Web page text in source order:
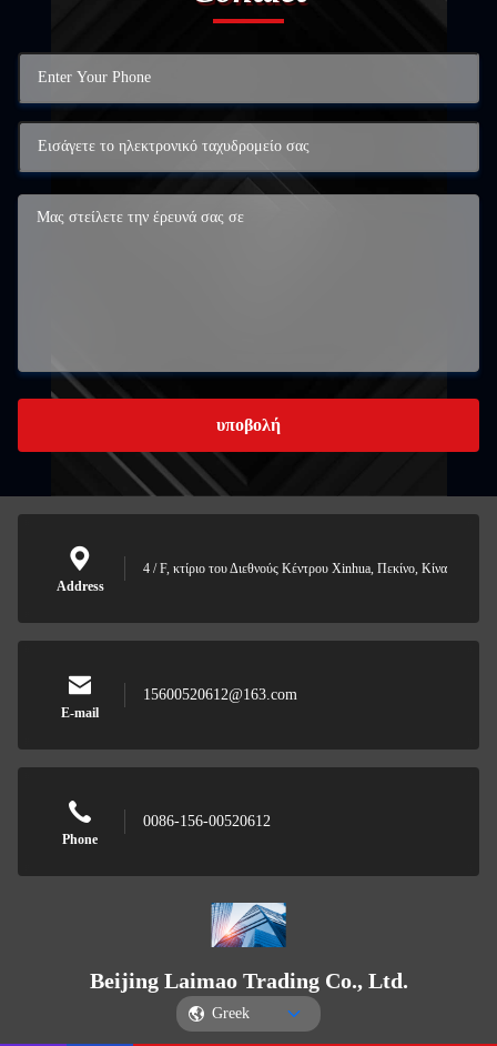
υποβολή
Address
4 / F, κτίριο του Διεθνούς Κέντρου Xinhua, Πεκίνο, Κίνα
E-mail
15600520612@163.com
Phone
0086-156-00520612
Beijing Laimao Trading Co., Ltd.
Greek